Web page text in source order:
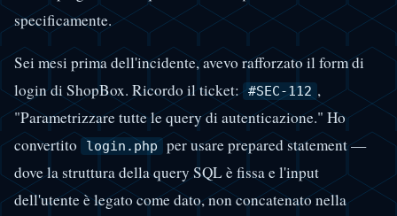
specificamente.
Sei mesi prima dell'incidente, avevo rafforzato il form di
login di ShopBox. Ricordo il ticket: #SEC-112 ,
"Parametrizzare tutte le query di autenticazione." Ho
convertito
login.php per usare prepared statement —
dove la struttura della query SQL è fissa e l'input
dell'utente è legato come dato, non concatenato nella